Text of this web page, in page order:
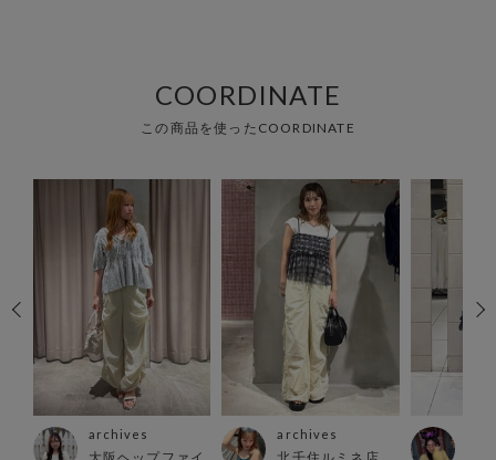
COORDINATE
この商品を使ったCOORDINATE
archives archives